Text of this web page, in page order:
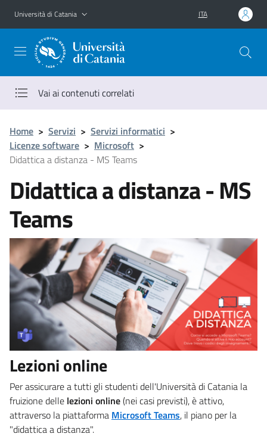
Vai al contenuto principale
Vai al menu di navigazione
Università di Catania ITA
Vai ai contenuti correlati
Home > Servizi > Servizi informatici >
Licenze software > Microsoft >
Didattica a distanza - MS Teams
Didattica a distanza - MS
Teams
Lezioni online
Per assicurare a tutti gli studenti dell'Università di Catania la
fruizione delle lezioni online(nei casi previsti), è attivo,
attraverso la piattaforma Microsoft Teams, il piano per la
"didattica a distanza".